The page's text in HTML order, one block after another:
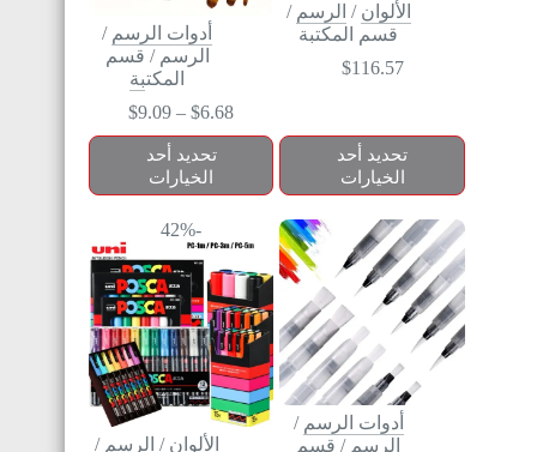
الألوان / الرسم /
قسم المكتبة
$116.57
تحديد أحد
الخيارات
أدوات الرسم /
الرسم / قسم
المكتبة
$6.68
–
$9.09
تحديد أحد
الخيارات
أدوات الرسم /
الرسم / قسم
-42%
الألوان / الرسم /